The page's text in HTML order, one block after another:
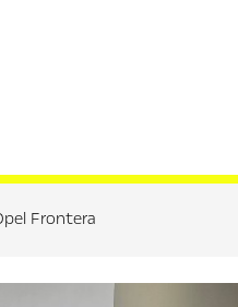
Frontera